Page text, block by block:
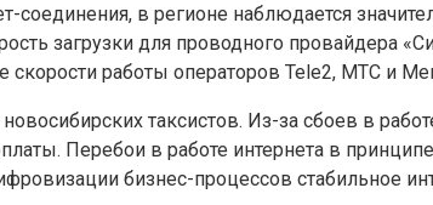
соединения, в регионе наблюдается
загрузки для проводного провайдера
работы операторов Tele2, МТС и
таксистов. Из-за сбоев в
Перебои в работе интернета в
бизнес-процессов стабильное